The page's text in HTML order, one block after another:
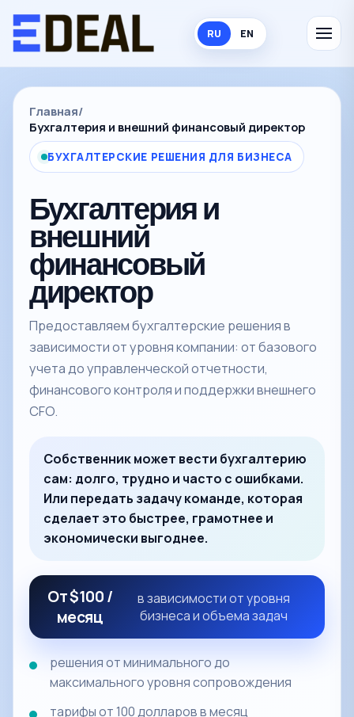
RU EN
Главная/
Бухгалтерия и внешний финансовый директор
БУХГАЛТЕРСКИЕ РЕШЕНИЯ ДЛЯ БИЗНЕСА
Бухгалтерия и
внешний
финансовый
директор
Предоставляем бухгалтерские решения в
зависимости от уровня компании: от базового
учета до управленческой отчетности,
финансового контроля и поддержки внешнего
CFO.
Собственник может вести бухгалтерию
сам: долго, трудно и часто с ошибками.
Или передать задачу команде, которая
сделает это быстрее, грамотнее и
экономически выгоднее.
От $100 /
месяц
в зависимости от уровня
бизнеса и объема задач
решения от минимального до
максимального уровня сопровождения
тарифы от 100 долларов в месяц